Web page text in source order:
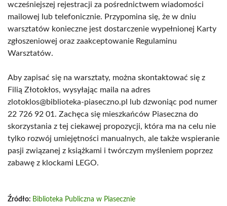
wcześniejszej rejestracji za pośrednictwem wiadomości
mailowej lub telefonicznie. Przypomina się, że w dniu
warsztatów konieczne jest dostarczenie wypełnionej Karty
zgłoszeniowej oraz zaakceptowanie Regulaminu
Warsztatów.
Aby zapisać się na warsztaty, można skontaktować się z
Filią Złotokłos, wysyłając maila na adres
zlotoklos@biblioteka-piaseczno.pl lub dzwoniąc pod numer
22 726 92 01. Zachęca się mieszkańców Piaseczna do
skorzystania z tej ciekawej propozycji, która ma na celu nie
tylko rozwój umiejętności manualnych, ale także wspieranie
pasji związanej z książkami i twórczym myśleniem poprzez
zabawę z klockami LEGO.
Źródło: Biblioteka Publiczna w Piasecznie